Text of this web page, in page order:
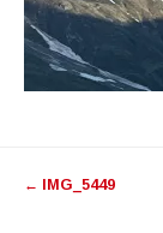
Navigation
← IMG_5449